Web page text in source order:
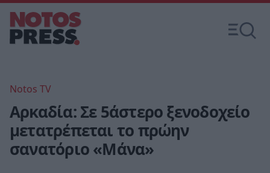
Notos TV
Αρκαδία: Σε 5άστερο ξενοδοχείο
μετατρέπεται το πρώην
σανατόριο «Μάνα»